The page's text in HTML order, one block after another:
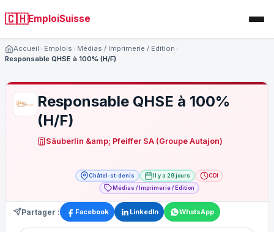
🇨🇭EmploiSuisse
Accueil Emplois
Médias / Imprimerie / Edition
Responsable QHSE à 100% (H/F)
Responsable QHSE à 100%
(H/F)
Säuberlin &amp; Pfeiffer SA (Groupe Autajon)
Châtel-st-denis Il y a 29 jours
CDI
Médias / Imprimerie / Edition
Partager : Facebook LinkedIn WhatsApp